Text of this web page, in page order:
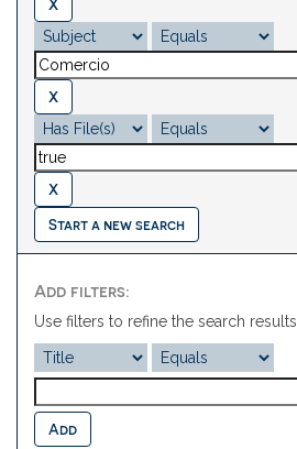
Start a new search
Add filters:
Use filters to refine the search results.